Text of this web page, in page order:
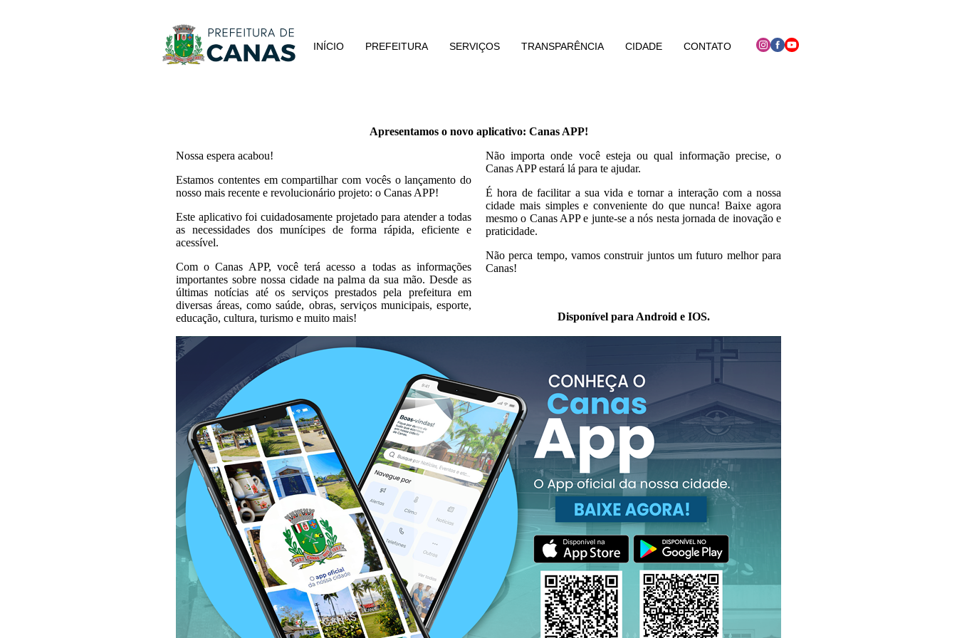
INÍCIO PREFEITURA SERVIÇOS TRANSPARÊNCIA CIDADE CONTATO
Apresentamos o novo aplicativo: Canas APP!
Nossa espera acabou!
Estamos contentes em compartilhar com vocês o lançamento do
nosso mais recente e revolucionário projeto: o Canas APP!
Este aplicativo foi cuidadosamente projetado para atender a todas
as necessidades dos munícipes de forma rápida, eficiente e
acessível.
Com o Canas APP, você terá acesso a todas as informações
importantes sobre nossa cidade na palma da sua mão. Desde as
últimas notícias até os serviços prestados pela prefeitura em
diversas áreas, como saúde, obras, serviços municipais, esporte,
educação, cultura, turismo e muito mais!
Não importa onde você esteja ou qual informação precise, o
Canas APP estará lá para te ajudar.
É hora de facilitar a sua vida e tornar a interação com a nossa
cidade mais simples e conveniente do que nunca! Baixe agora
mesmo o Canas APP e junte-se a nós nesta jornada de inovação e
praticidade.
Não perca tempo, vamos construir juntos um futuro melhor para
Canas!
Disponível para Android e IOS.